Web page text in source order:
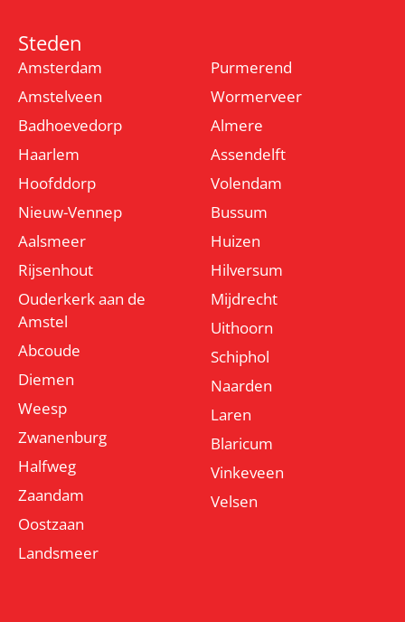
Steden
Amsterdam
Amstelveen
Badhoevedorp
Haarlem
Hoofddorp
Nieuw-Vennep
Aalsmeer
Rijsenhout
Ouderkerk aan de
Amstel
Abcoude
Diemen
Weesp
Zwanenburg
Halfweg
Zaandam
Oostzaan
Landsmeer
Purmerend
Wormerveer
Almere
Assendelft
Volendam
Bussum
Huizen
Hilversum
Mijdrecht
Uithoorn
Schiphol
Naarden
Laren
Blaricum
Vinkeveen
Velsen